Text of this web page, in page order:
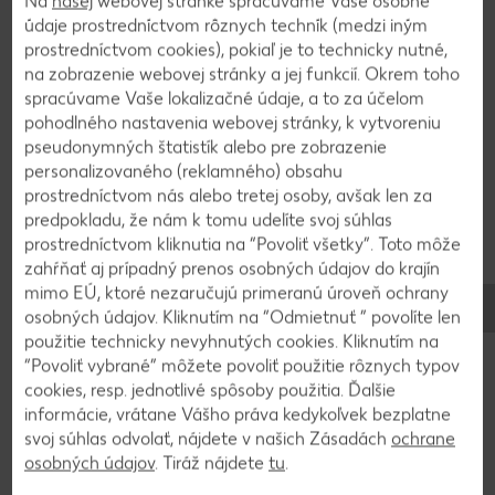
po troškách a čakáme, kým vsiakne do krúpov.
2
Zmäknutý špenát rozmixujeme spolu s vývarom
do hladka, prilejeme rastlinnú smotanu a
premiešame. Keď jačmenné krúpy začnú mäknúť
a naberať na objeme, jemne ich osolíme. Keď
ostáva približne 300 ml vývaru na podlievanie,
začneme krúpy podlievať rozmixovaným
špenátom s rastlinnou smotanou a použijeme
celý objem. Krúpy by mali ostať krémové, vtedy
pridáme parmezán, všetko premiešame.
3
údaje prostredníctvom rôznych techník (medzi iným
prostredníctvom cookies), pokiaľ je to technicky nutné,
na zobrazenie webovej stránky a jej funkcií. Okrem toho
spracúvame Vaše lokalizačné údaje, a to za účelom
pohodlného nastavenia webovej stránky, k vytvoreniu
pseudonymných štatistík alebo pre zobrazenie
personalizovaného (reklamného) obsahu
prostredníctvom nás alebo tretej osoby, avšak len za
predpokladu, že nám k tomu udelíte svoj súhlas
prostredníctvom kliknutia na “Povoliť všetky”. Toto môže
zahŕňať aj prípadný prenos osobných údajov do krajín
mimo EÚ, ktoré nezaručujú primeranú úroveň ochrany
osobných údajov. Kliknutím na “Odmietnuť ” povolíte len
použitie technicky nevyhnutých cookies. Kliknutím na
“Povoliť vybrané” môžete povoliť použitie rôznych typov
cookies, resp. jednotlivé spôsoby použitia. Ďalšie
informácie, vrátane Vášho práva kedykoľvek bezplatne
svoj súhlas odvolať, nájdete v našich Zásadách ochrane
osobných údajov. Tiráž nájdete tu.